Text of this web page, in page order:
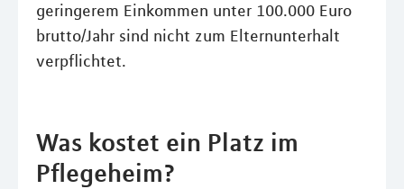
geringerem Einkommen unter 100.000 Euro
brutto/Jahr sind nicht zum Elternunterhalt
verpflichtet.
Was kostet ein Platz im
Pflegeheim?